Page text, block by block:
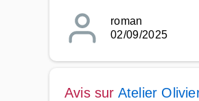
roman
02/09/2025
Avis sur Atelier